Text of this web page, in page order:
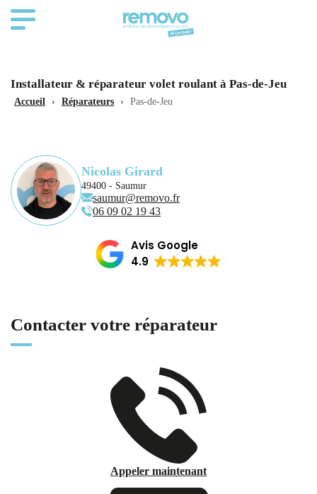
Installateur & réparateur volet roulant à Pas-de-Jeu
Accueil › Réparateurs › Pas-de-Jeu
Nicolas Girard
49400 - Saumur
saumur@removo.fr
06 09 02 19 43
Avis Google
4.9
Contacter votre réparateur
Appeler maintenant